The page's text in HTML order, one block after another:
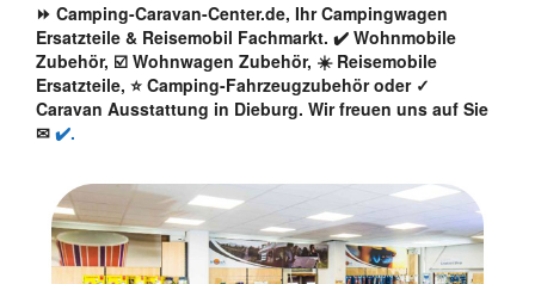
⏩ Camping-Caravan-Center.de, Ihr Campingwagen
Ersatzteile & Reisemobil Fachmarkt. ✔️ Wohnmobile
Zubehör, ☑️ Wohnwagen Zubehör, ☀️ Reisemobile
Ersatzteile, ⭐ Camping-Fahrzeugzubehör oder ✓
Caravan Ausstattung in Dieburg. Wir freuen uns auf Sie
✉ ✔️.